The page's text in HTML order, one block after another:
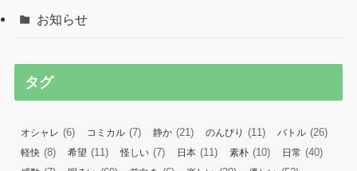
お知らせ
タグ
オシャレ (6) コミカル (7) 静か (21) のんびり (11) バトル (26)
軽快 (8) 希望 (11) 怪しい (7) 日本 (11) 素朴 (10) 日常 (40)